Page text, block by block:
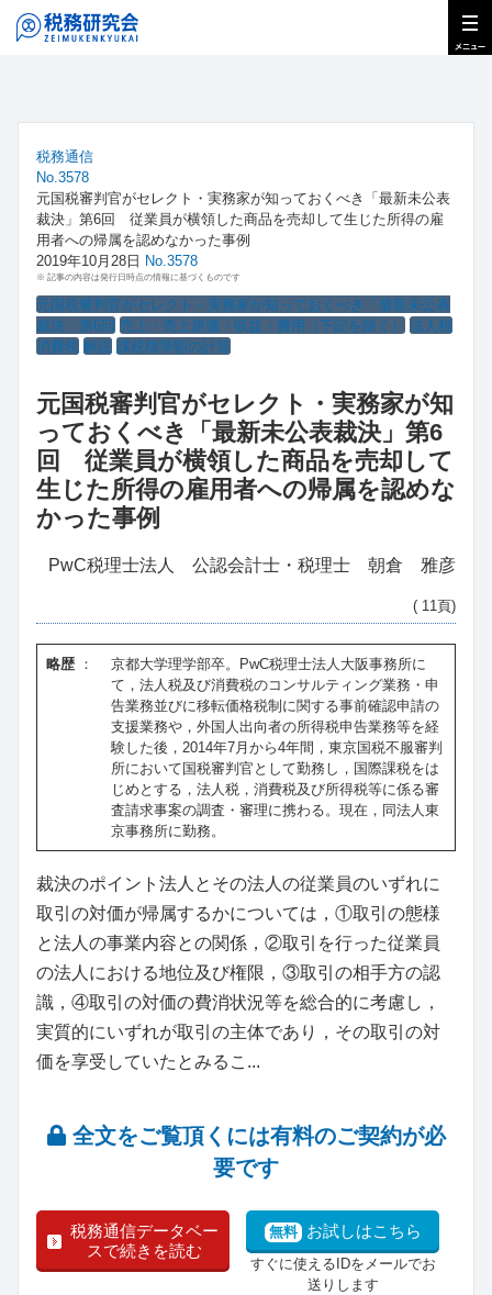
税務通信
No.3578
元国税審判官がセレクト・実務家が知っておくべき「最新未公表
裁決」第6回 従業員が横領した商品を売却して生じた所得の雇
用者への帰属を認めなかった事例
2019年10月28日 No.3578
※ 記事の内容は発行日時点の情報に基づくものです
元国税審判官がセレクト・実務家が知っておくべき「最新未公表
裁決」第6回 売上・売上原価・収益・費用（下記を除く）
法人税
消費税 解説 課税標準額の計算
元国税審判官がセレクト・実務家が知
っておくべき「最新未公表裁決」第6
回 従業員が横領した商品を売却して
生じた所得の雇用者への帰属を認めな
かった事例
PwC税理士法人 公認会計士・税理士 朝倉 雅彦
( 11頁)
略歴 ：
京都大学理学部卒。PwC税理士法人大阪事務所に
て，法人税及び消費税のコンサルティング業務・申
告業務並びに移転価格税制に関する事前確認申請の
支援業務や，外国人出向者の所得税申告業務等を経
験した後，2014年7月から4年間，東京国税不服審判
所において国税審判官として勤務し，国際課税をは
じめとする，法人税，消費税及び所得税等に係る審
査請求事案の調査・審理に携わる。現在，同法人東
京事務所に勤務。
裁決のポイント法人とその法人の従業員のいずれに
取引の対価が帰属するかについては，①取引の態様
と法人の事業内容との関係，②取引を行った従業員
の法人における地位及び権限，③取引の相手方の認
識，④取引の対価の費消状況等を総合的に考慮し，
実質的にいずれが取引の主体であり，その取引の対
価を享受していたとみるこ...
全文をご覧頂くには有料のご契約が必
要です
税務通信データベー
スで続きを読む
無料 お試しはこちら
すぐに使えるIDをメールでお
送りします